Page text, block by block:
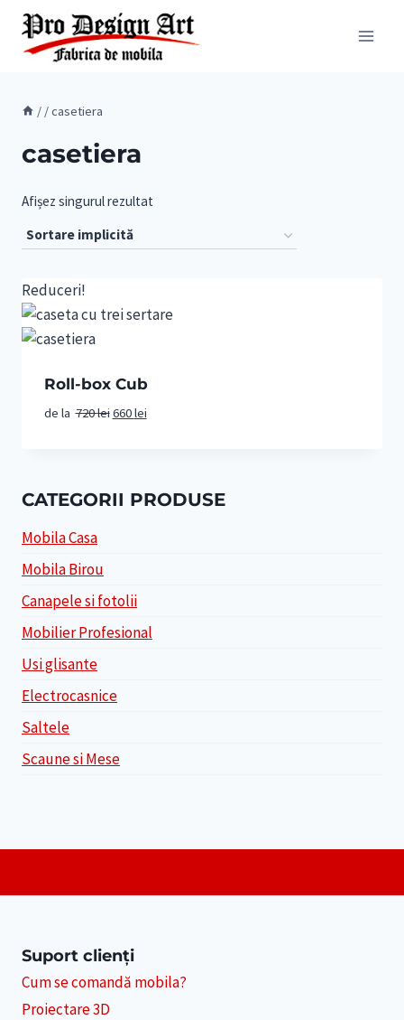
Skip
content
/ /casetiera
casetiera
Afișez singurul rezultat
Reduceri!
Roll-box Cub
de la720leiPrețul
720 lei.
660leiPrețul
CATEGORII PRODUSE
Mobila Casa
Mobila Birou
Canapele si fotolii
Mobilier Profesional
Usi glisante
Electrocasnice
Saltele
Scaune si Mese
Suport clienți
Cum se comandă mobila?
Proiectare 3D